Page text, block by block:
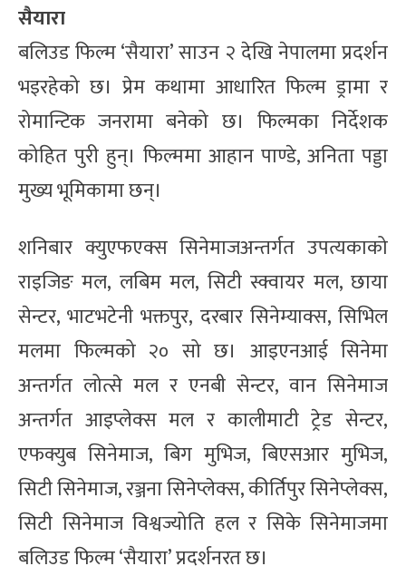
सैयारा
बलिउड फिल्म ‘सैयारा’ साउन २ देखि नेपालमा प्रदर्शन
भइरहेको छ। प्रेम कथामा आधारित फिल्म ड्रामा र
रोमान्टिक जनरामा बनेको छ। फिल्मका निर्देशक
कोहित पुरी हुन्। फिल्ममा आहान पाण्डे, अनिता पड्डा
मुख्य भूमिकामा छन्।
शनिबार क्युएफएक्स सिनेमाजअन्तर्गत उपत्यकाको
राइजिङ मल, लबिम मल, सिटी स्क्वायर मल, छाया
सेन्टर, भाटभटेनी भक्तपुर, दरबार सिनेम्याक्स, सिभिल
मलमा फिल्मको २० सो छ। आइएनआई सिनेमा
अन्तर्गत लोत्से मल र एनबी सेन्टर, वान सिनेमाज
अन्तर्गत आइप्लेक्स मल र कालीमाटी ट्रेड सेन्टर,
एफक्युब सिनेमाज, बिग मुभिज, बिएसआर मुभिज,
सिटी सिनेमाज, रञ्जना सिनेप्लेक्स, कीर्तिपुर सिनेप्लेक्स,
सिटी सिनेमाज विश्वज्योति हल र सिके सिनेमाजमा
बलिउड फिल्म ‘सैयारा’ प्रदर्शनरत छ।